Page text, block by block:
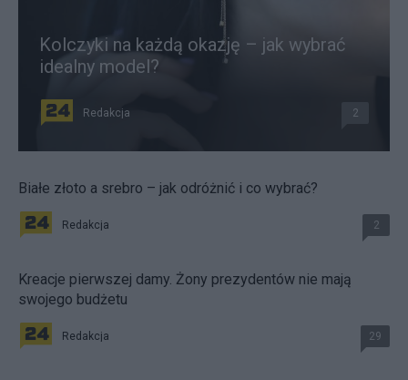
Kolczyki na każdą okazję – jak wybrać
idealny model?
Redakcja 2
Białe złoto a srebro – jak odróżnić i co wybrać?
Redakcja 2
Kreacje pierwszej damy. Żony prezydentów nie mają
swojego budżetu
Redakcja 29